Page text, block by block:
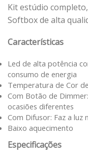
Kit estúdio
Softbox de alta
Características
Led de alta potência
consumo de energia
Temperatura de Cor
Com Botão de
ocasiões diferentes
Com Difusor: Faz a luz
Baixo aquecimento
Especificações